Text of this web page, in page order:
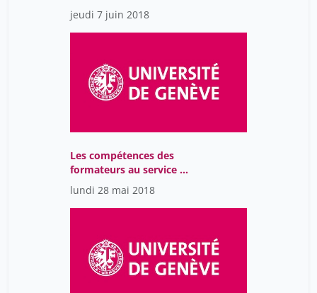
recherche
jeudi 7 juin 2018
Les compétences des
formateurs au service de
la réussite des étudiant-
e-s: échanges et
discussion
lundi 28 mai 2018